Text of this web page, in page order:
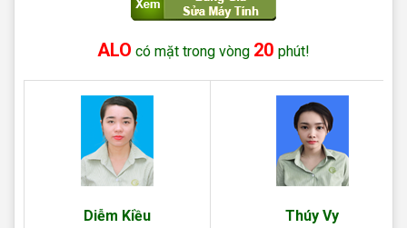
ALO có mặt trong vòng 20 phút!
Diễm Kiều Thúy Vy